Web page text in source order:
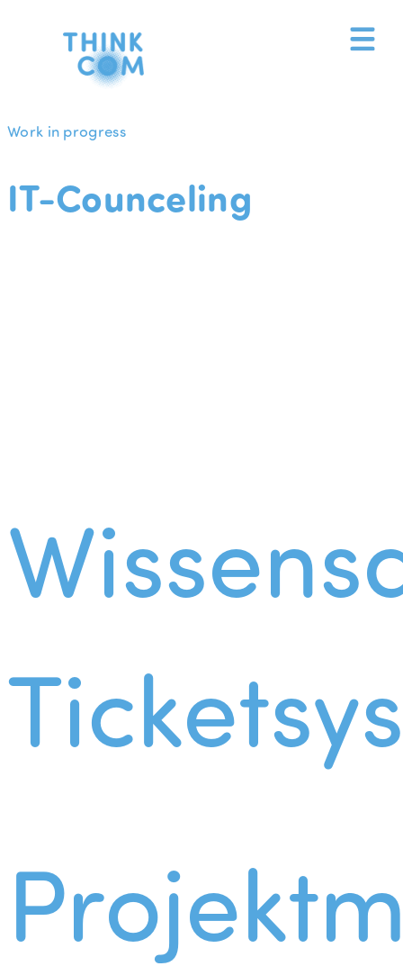
Work in progress
IT-Counceling